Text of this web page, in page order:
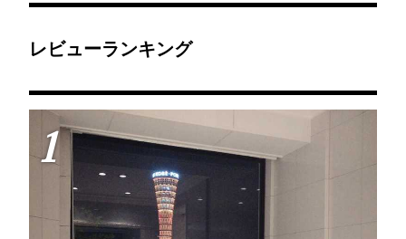
フタヌーンティーや、神
む事が出来るのが最大の
魅力❤︎.*･ﾟ
贅沢な朝を楽しんでみ
ル。レストランでの夕食
もプラスされた女性一人
も可能です。
ーションとしては最高の
レビューランキング
1